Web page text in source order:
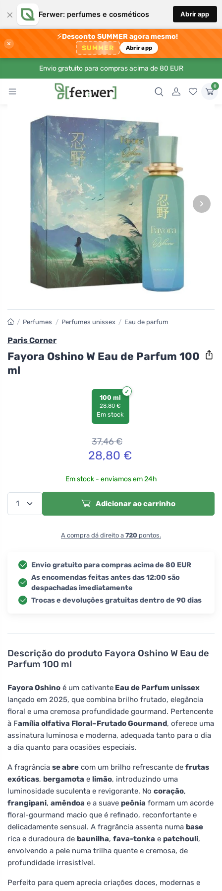
× Ferwer: perfumes e cosméticos Abrir app
×
⚡Desconto SUMMER agora mesmo!
SUMMER Abrir app
Envio gratuito para compras acima de 80 EUR
0
›
Descrição do produto Fayora Oshino W Eau de
Parfum 100 ml
Fayora Oshino é um cativante Eau de Parfum unissex
lançado em 2025, que combina brilho frutado, elegância
floral e uma cremosa profundidade gourmand. Pertencente
à Família olfativa Floral–Frutado Gourmand, oferece uma
assinatura luminosa e moderna, adequada tanto para o dia
a dia quanto para ocasiões especiais.
A fragrância se abre com um brilho refrescante de frutas
exóticas, bergamota e limão, introduzindo uma
luminosidade suculenta e revigorante. No coração,
frangipani, amêndoa e a suave peônia formam um acorde
floral-gourmand macio que é refinado, reconfortante e
delicadamente sensual. A fragrância assenta numa base
rica e duradoura de baunilha, fava-tonka e patchouli,
envolvendo a pele numa trilha quente e cremosa, de
profundidade irresistível.
Perfeito para quem aprecia criações doces, modernas e
/ Perfumes / Perfumes unissex / Eau de parfum
Paris Corner
Fayora Oshino W Eau de Parfum 100
ml
100 ml
28,80 €
Em stock
37,46€
28,80 €
Em stock - enviamos em 24h
Adicionar ao carrinho
A compra dá direito a 720 pontos.
Envio gratuito para compras acima de 80 EUR
As encomendas feitas antes das 12:00 são
despachadas imediatamente
Trocas e devoluções gratuitas dentro de 90 dias